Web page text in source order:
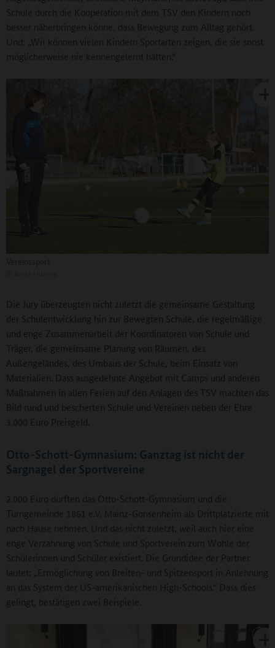
Schule durch die Kooperation mit dem TSV den Kindern noch
besser näherbringen könne, dass Bewegung zum Alltag gehört.
Und: „Wir können vielen Kindern Sportarten zeigen, die sie sonst
möglicherweise nie kennengelernt hätten.“
Die Jury überzeugten nicht zuletzt die gemeinsame Gestaltung
der Schulentwicklung hin zur Bewegten Schule, die regelmäßige
und enge Zusammenarbeit der Koordinatoren von Schule und
Träger, die gemeinsame Planung von Räumen, des
Außengeländes, des Umbaus der Schule, beim Einsatz von
Materialien. Dass ausgedehnte Angebot mit Camps und anderen
Maßnahmen in allen Ferien auf den Anlagen des TSV machten das
Bild rund und bescherten Schule und Vereinen neben der Ehre
3.000 Euro Preisgeld.
Otto-Schott-Gymnasium: Ganztag ist nicht der
Sargnagel der Sportvereine
2.000 Euro durften das Otto-Schott-Gymnasium und die
Turngemeinde 1861 e.V. Mainz-Gonsenheim als Drittplatzierte mit
nach Hause nehmen. Und das nicht zuletzt, weil auch hier eine
enge Verzahnung von Schule und Sportverein zum Wohle der
Schülerinnen und Schüler existiert. Die Grundidee der Partner
lautet: „Ermöglichung von Breiten- und Spitzensport in Anlehnung
an das System der US-amerikanischen High-Schools.“ Dass dies
gelingt, bestätigen zwei Beispiele.